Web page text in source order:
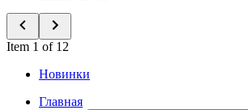
Item 1 of 12
Новинки
Главная